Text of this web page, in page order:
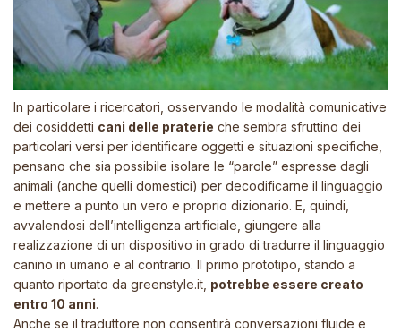
In particolare i ricercatori, osservando le modalità comunicative
dei cosiddetti cani delle praterie che sembra sfruttino dei
particolari versi per identificare oggetti e situazioni specifiche,
pensano che sia possibile isolare le “parole” espresse dagli
animali (anche quelli domestici) per decodificarne il linguaggio
e mettere a punto un vero e proprio dizionario. E, quindi,
avvalendosi dell’intelligenza artificiale, giungere alla
realizzazione di un dispositivo in grado di tradurre il linguaggio
canino in umano e al contrario. Il primo prototipo, stando a
quanto riportato da greenstyle.it, potrebbe essere creato
entro 10 anni.
Anche se il traduttore non consentirà conversazioni fluide e